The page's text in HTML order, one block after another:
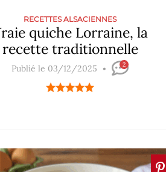
RECETTES ALSACIENNES
quiche Lorraine, la
recette traditionnelle
Publié le 03/12/2025 2